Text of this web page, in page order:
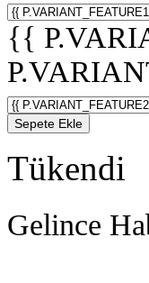
{{
Sepete Ekle
Tükendi
Gelince